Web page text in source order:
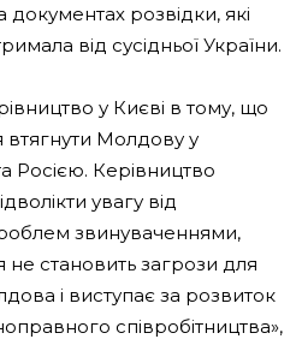
документах розвідки, які
від сусідньої України.
у Києві в тому, що
втягнути Молдову у
Росією. Керівництво
увагу від
звинуваченнями,
не становить загрози для
і виступає за розвиток
співробітництва»,